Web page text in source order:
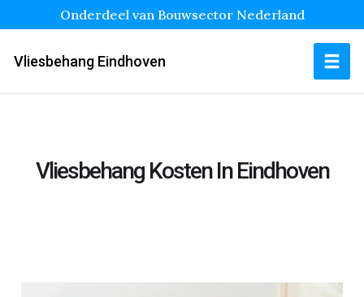
Onderdeel van Bouwsector Nederland
Vliesbehang Eindhoven
Vliesbehang Kosten In Eindhoven